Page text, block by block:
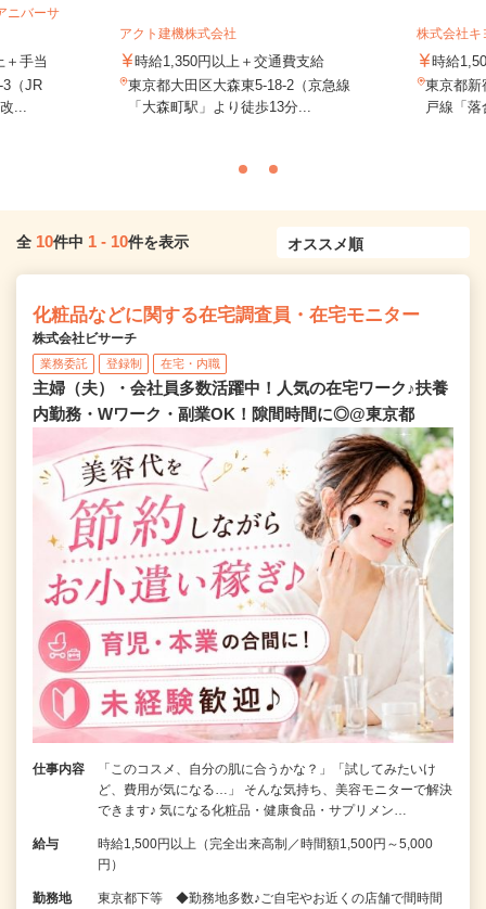
ニバーサ
＋手当
3（JR
...
アクト建機株式会社
時給1,350円以上＋交通費支給
東京都大田区大森東5-18-2（京急線
「大森町駅」より徒歩13分...
株式会社キ
時給
東京都新
戸線「
全 10件中 1 - 10件を表示
化粧品などに関する在宅調査員・在宅モニター
株式会社ビサーチ
業務委託 登録制 在宅・内職
主婦（夫）・会社員多数活躍中！人気の在宅ワーク♪扶養
内勤務・Wワーク・副業OK！隙間時間に◎@東京都
仕事内容
「このコスメ、自分の肌に合うかな？」「試してみたいけ
ど、費用が気になる…」 そんな気持ち、美容モニターで解決
できます♪ 気になる化粧品・健康食品・サプリメン…
給与
時給1,500円以上（完全出来高制／時間額1,500円～5,000
円）
勤務地
東京都下等 ◆勤務地多数♪ご自宅やお近くの店舗で間時間